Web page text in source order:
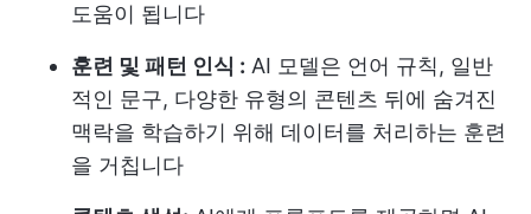
도움이 됩니다
훈련 및 패턴 인식 : AI 모델은 언어 규칙, 일반
적인 문구, 다양한 유형의 콘텐츠 뒤에 숨겨진
맥락을 학습하기 위해 데이터를 처리하는 훈련
을 거칩니다